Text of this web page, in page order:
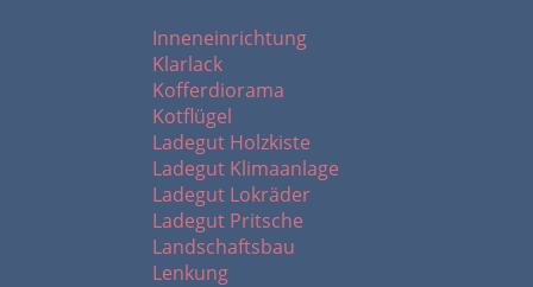
Inneneinrichtung
Klarlack
Kofferdiorama
Kotflügel
Ladegut Holzkiste
Ladegut Klimaanlage
Ladegut Lokräder
Ladegut Pritsche
Landschaftsbau
Lenkung